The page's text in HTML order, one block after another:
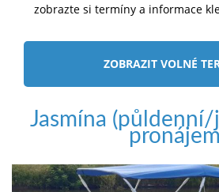
zobrazte si termíny a informace
ZOBRAZIT VOLNÉ
Jasmína